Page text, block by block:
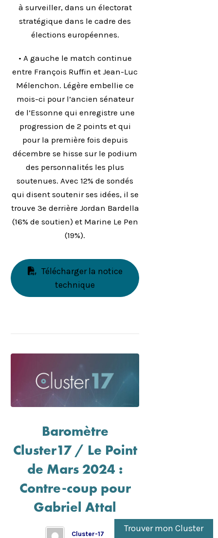
à surveiller, dans un électorat
stratégique dans le cadre des
élections européennes.
• A gauche le match continue
entre François Ruffin et Jean-Luc
Mélenchon. Légère embellie ce
mois-ci pour l’ancien sénateur
de l’Essonne qui enregistre une
progression de 2 points et qui
pour la première fois depuis
décembre se hisse sur le podium
des personnalités les plus
soutenues. Avec 12% de sondés
qui disent soutenir ses idées, il se
trouve 3e derrière Jordan Bardella
(16% de soutien) et Marine Le Pen
(19%).
Télécharger la notice
technique
Baromètre
Cluster17 / Le Point
de Mars 2024 :
Contre-coup pour
Gabriel Attal
Cluster-17
Trouver mon Cluster